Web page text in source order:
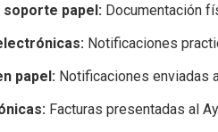
soporte papel: Documentación
Notificaciones
papel: Notificaciones enviadas
Facturas presentadas al